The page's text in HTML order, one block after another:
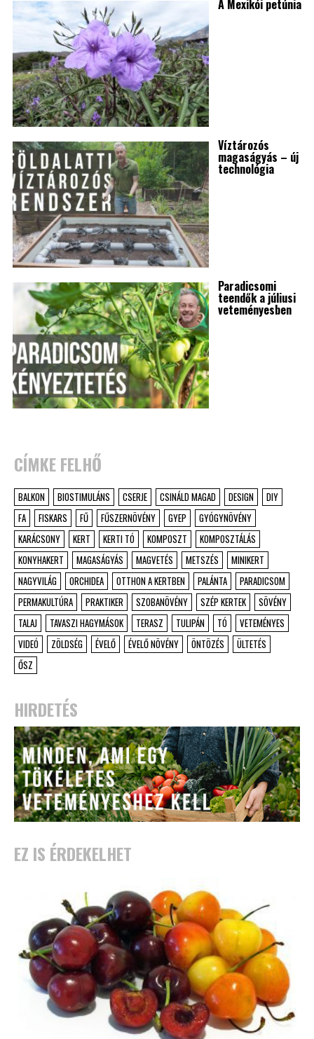
A Mexikói petúnia
Víztározós
magaságyás – új
technológia
Paradicsomi
teendők a júliusi
veteményesben
CÍMKE FELHŐ
BALKON BIOSTIMULÁNS CSERJE CSINÁLD MAGAD DESIGN
DIY
FA
FISKARS FŰ FŰSZERNÖVÉNY GYEP
GYÓGYNÖVÉNY
KARÁCSONY
KERT KERTI TÓ KOMPOSZT
KOMPOSZTÁLÁS
KONYHAKERT
MAGASÁGYÁS MAGVETÉS METSZÉS
MINIKERT
NAGYVILÁG
ORCHIDEA OTTHON A KERTBEN PALÁNTA
PARADICSOM
PERMAKULTÚRA
PRAKTIKER SZOBANÖVÉNY SZÉP KERTEK
SÖVÉNY
TALAJ
TAVASZI HAGYMÁSOK TERASZ TULIPÁN TÓ
VETEMÉNYES
VIDEÓ
ZÖLDSÉG ÉVELŐ ÉVELŐ NÖVÉNY ÖNTÖZÉS
ÜLTETÉS
ŐSZ
HIRDETÉS
EZ IS ÉRDEKELHET